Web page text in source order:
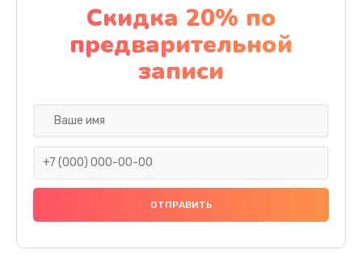
Замена дисплея (экрана)
2000 руб.
Заказать
Ремонт платы электроники
Прошивка
Скидка 20% по
предварительной
записи